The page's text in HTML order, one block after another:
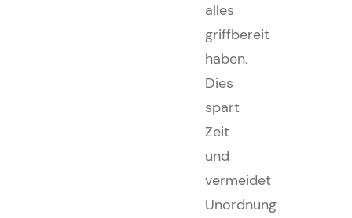
alles
griffbereit
haben.
Dies
spart
Zeit
und
vermeidet
Unordnung